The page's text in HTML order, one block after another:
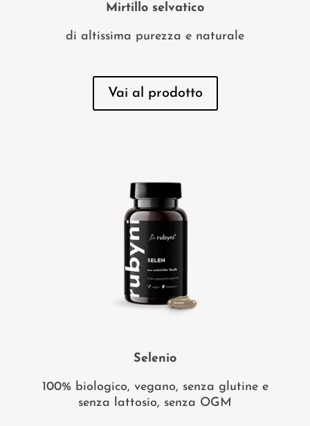
Mirtillo selvatico
di altissima purezza e naturale
Vai al prodotto
Selenio
100% biologico, vegano, senza glutine e
senza lattosio, senza OGM